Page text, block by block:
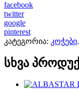
facebook
twitter
google
pinterest
კატეგორია: კოჭები.
სხვა